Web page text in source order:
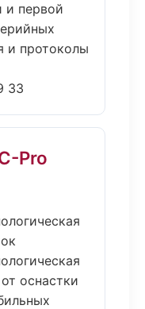
и первой
и протоколы
33
Pro
оснастки